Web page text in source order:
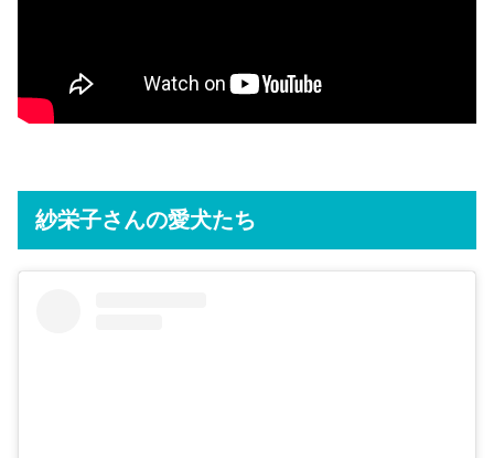
紗栄子さんの愛犬たち